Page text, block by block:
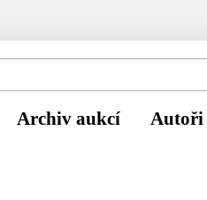
Archiv aukcí Autoři